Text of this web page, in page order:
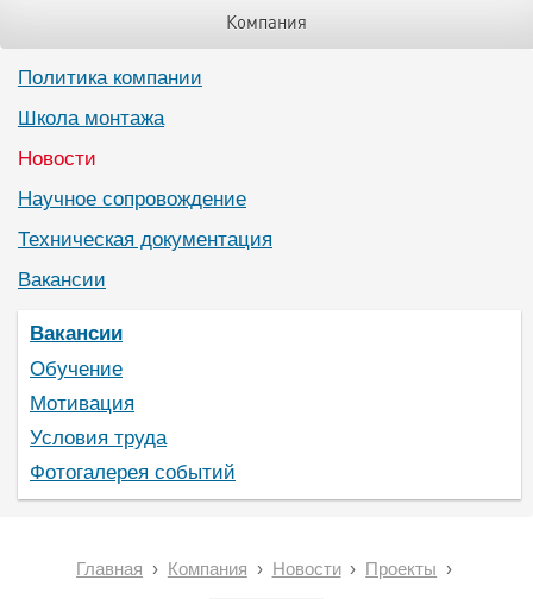
Компания
Политика компании
Школа монтажа
Новости
Научное сопровождение
Техническая документация
Вакансии
Вакансии
Обучение
Мотивация
Условия труда
Фотогалерея событий
Главная Компания Новости Проекты